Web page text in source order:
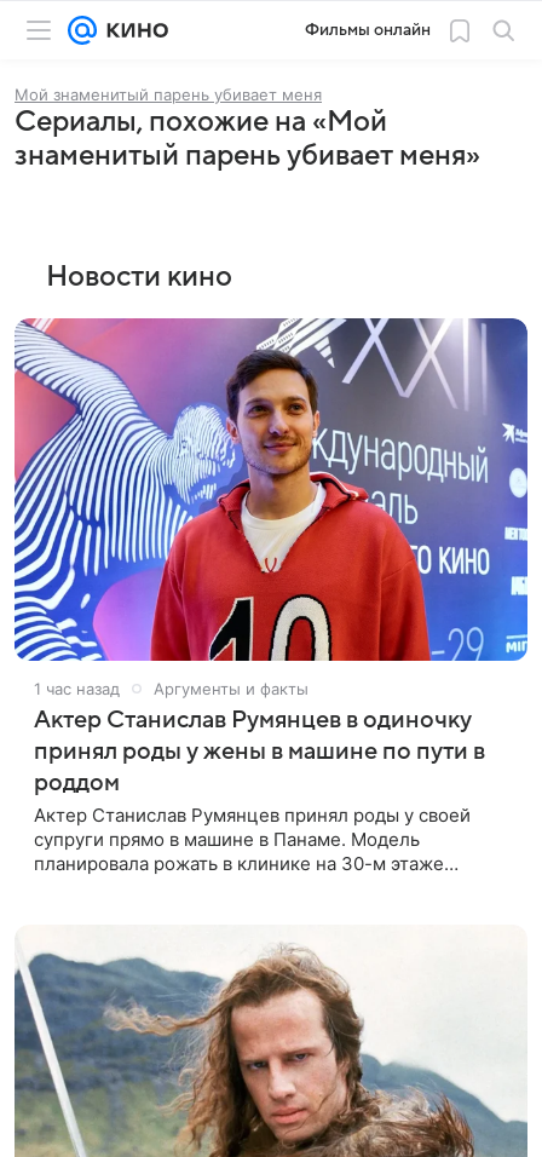
Фильмы онлайн
Мой знаменитый парень убивает меня
Сериалы, похожие на «Мой
знаменитый парень убивает меня»
Новости кино
1 час назад Аргументы и факты
Актер Станислав Румянцев в одиночку
принял роды у жены в машине по пути в
роддом
Актер Станислав Румянцев принял роды у своей
супруги прямо в машине в Панаме. Модель
планировала рожать в клинике на 30-м этаже